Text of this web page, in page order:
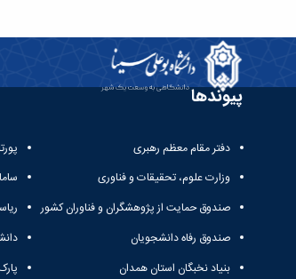
پیوندها
دفتر مقام معظم رهبری
وزارت علوم، تحقیقات و فناوری
صندوق حمایت از پژوهشگران و فناوران کشور
صندوق رفاه دانشجویان
بنیاد نخبگان استان همدان